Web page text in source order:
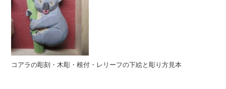
コアラの彫刻・木彫・根付・レリーフの下絵と彫り方見本